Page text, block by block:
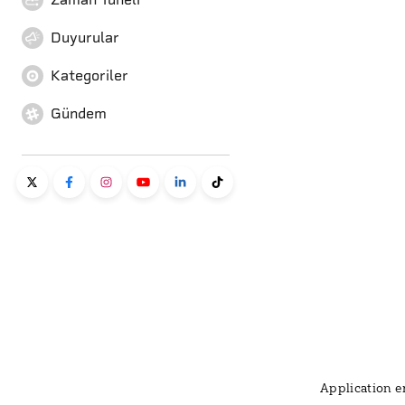
Duyurular
Kategoriler
Gündem
Application